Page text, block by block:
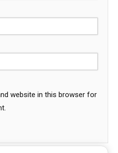
website in this browser for